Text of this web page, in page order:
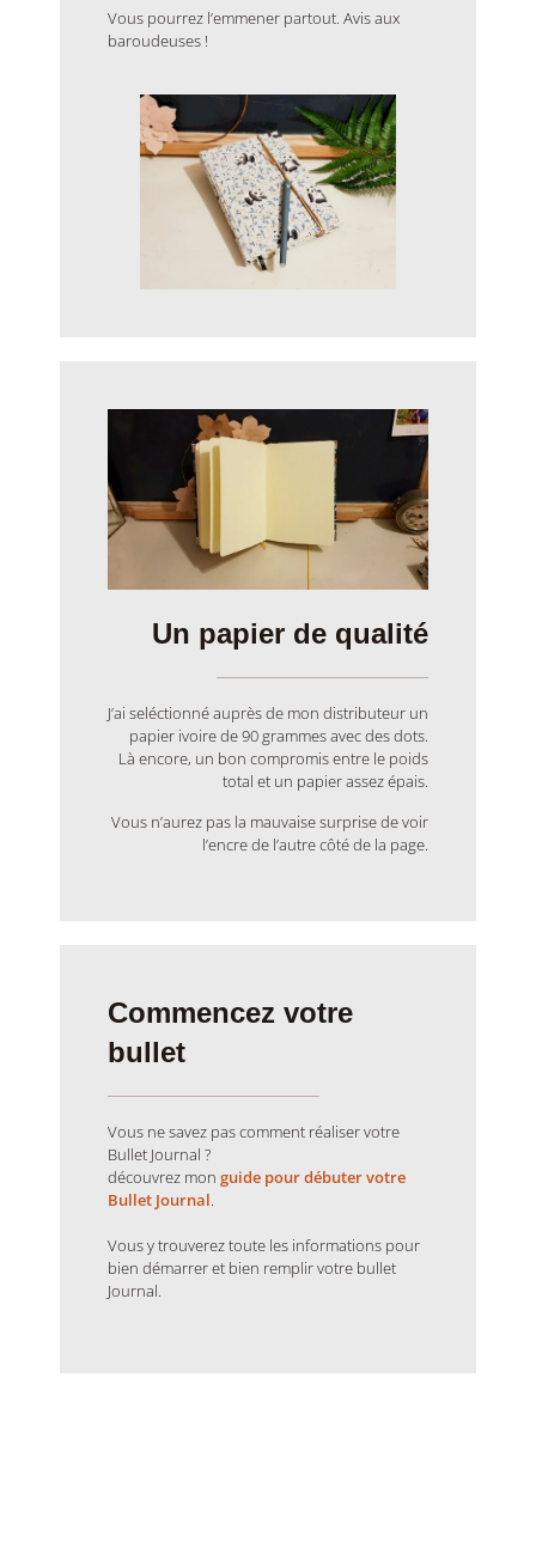
Vous pourrez l’emmener partout. Avis aux
baroudeuses !
Un papier de qualité
J’ai seléctionné auprès de mon distributeur un
papier ivoire de 90 grammes avec des dots.
Là encore, un bon compromis entre le poids
total et un papier assez épais.
Vous n’aurez pas la mauvaise surprise de voir
l’encre de l’autre côté de la page.
Commencez votre
bullet
Vous ne savez pas comment réaliser votre
Bullet Journal ?
découvrez mon guide pour débuter votre
Bullet Journal.
Vous y trouverez toute les informations pour
bien démarrer et bien remplir votre bullet
Journal.